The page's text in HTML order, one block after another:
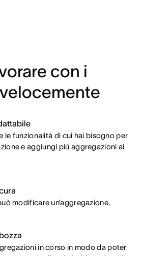
con i
le funzionalità di cui hai bisogno per
e aggiungi più aggregazioni ai
modificare un’aggregazione.
in corso in modo da poter